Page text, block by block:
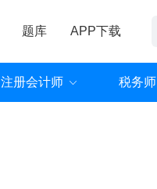
题库 APP下载
注册会计师 税务师